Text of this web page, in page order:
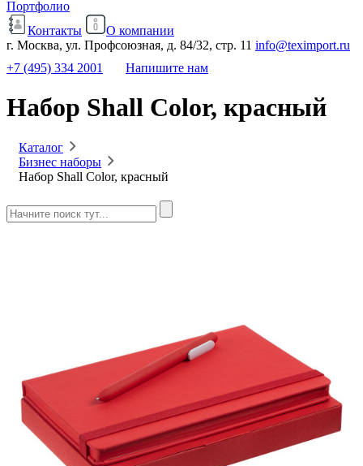
Портфолио
Контакты
О компании
г. Москва, ул. Профсоюзная, д. 84/32, стр. 11 info@teximport.ru
+7 (495) 334 2001
Напишите нам
Набор Shall Color, красный
Каталог
Бизнес наборы
Набор Shall Color, красный